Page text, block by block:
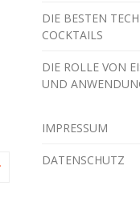
DIE BESTEN
COCKTAILS
DIE ROLLE VON
UND
IMPRESSUM
DATENSCHUTZ